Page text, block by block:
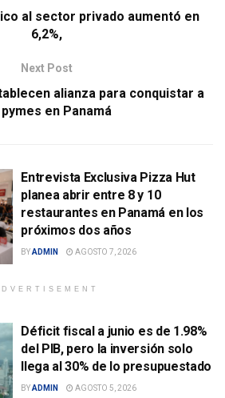
al sector privado aumentó en
6,2%,
Next Post
alianza para conquistar a
en Panamá
Entrevista Exclusiva Pizza Hut
planea abrir entre 8 y 10
restaurantes en Panamá en los
próximos dos años
BYADMIN AGOSTO 7, 2026
Déficit fiscal a junio es de 1.98%
del PIB, pero la inversión solo
llega al 30% de lo presupuestado
BYADMIN AGOSTO 5, 2026